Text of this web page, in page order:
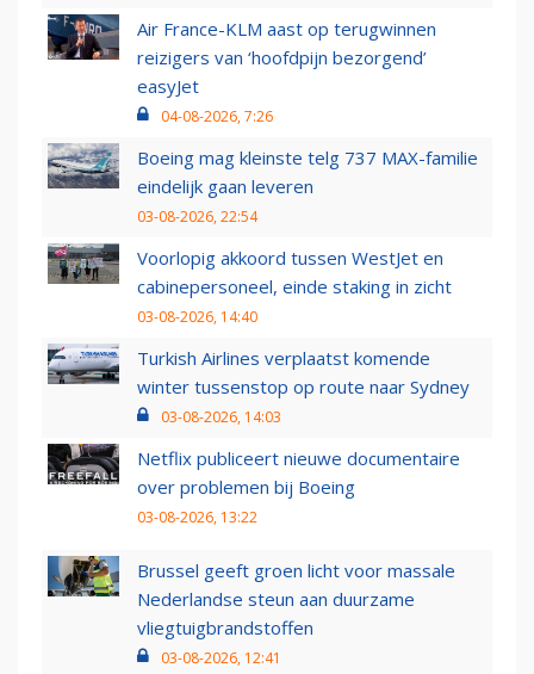
Air France-KLM aast op terugwinnen
reizigers van ‘hoofdpijn bezorgend’
easyJet
04-08-2026, 7:26
Boeing mag kleinste telg 737 MAX-familie
eindelijk gaan leveren
03-08-2026, 22:54
Voorlopig akkoord tussen WestJet en
cabinepersoneel, einde staking in zicht
03-08-2026, 14:40
Turkish Airlines verplaatst komende
winter tussenstop op route naar Sydney
03-08-2026, 14:03
Netflix publiceert nieuwe documentaire
over problemen bij Boeing
03-08-2026, 13:22
Brussel geeft groen licht voor massale
Nederlandse steun aan duurzame
vliegtuigbrandstoffen
03-08-2026, 12:41